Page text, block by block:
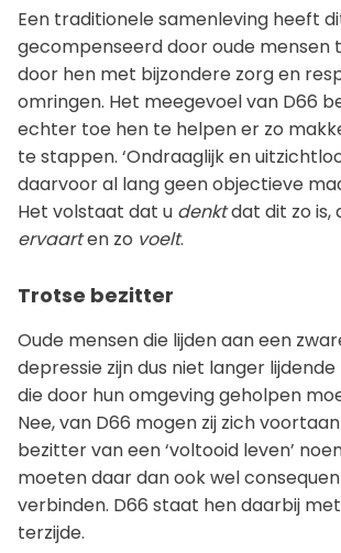
Een traditionele samenleving heeft
gecompenseerd door oude mensen
door hen met bijzondere zorg en
omringen. Het meegevoel van D66
echter toe hen te helpen er zo
te stappen. ‘Ondraaglijk en
daarvoor al lang geen objectieve
Het volstaat dat u denktdat dit zo is,
ervaarten zo voelt.
Trotse bezitter
Oude mensen die lijden aan een
depressie zijn dus niet langer
die door hun omgeving geholpen
Nee, van D66 mogen zij zich
bezitter van een ‘voltooid leven’
moeten daar dan ook wel
verbinden. D66 staat hen daarbij
terzijde.